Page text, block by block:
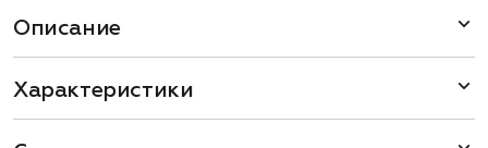
Описание
Характеристики